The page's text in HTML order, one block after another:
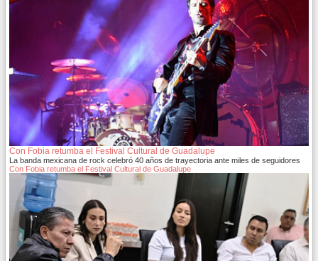
Con Fobia retumba el Festival Cultural de Guadalupe
La banda mexicana de rock celebró 40 años de trayectoria ante miles de seguidores
Con Fobia retumba el Festival Cultural de Guadalupe